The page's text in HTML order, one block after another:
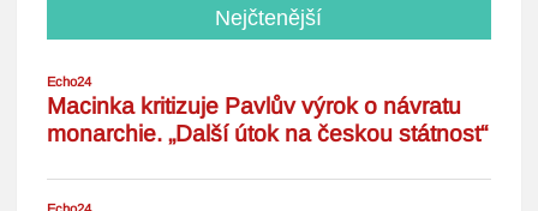
Nejčtenější